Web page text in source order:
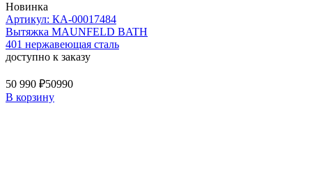
Новинка
Артикул: КА-00017484
Вытяжка MAUNFELD BATH
401 нержавеющая сталь
доступно к заказу
50 990 ₽50990
В корзину